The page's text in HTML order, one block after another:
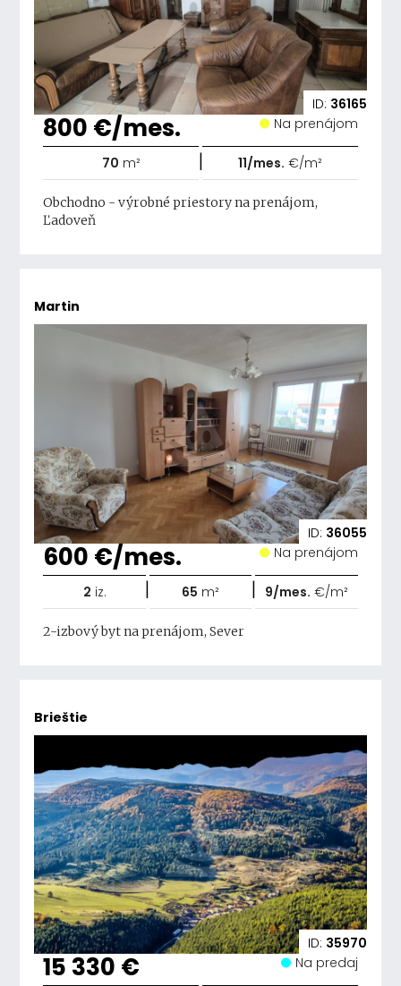
ID: 36165
800 €/mes. Na prenájom
70 m² | 11/mes. €/m²
Obchodno - výrobné priestory na prenájom,
Ľadoveň
Martin
ID: 36055
600 €/mes. Na prenájom
2 iz. | 65 m² | 9/mes. €/m²
2-izbový byt na prenájom, Sever
Brieštie
ID: 35970
15 330 € Na predaj